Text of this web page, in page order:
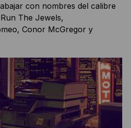
con nombres del calibre
The Jewels,
Conor McGregor y